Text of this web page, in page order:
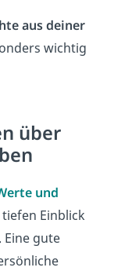
aus deiner
wichtig
über
und
Einblick
gute